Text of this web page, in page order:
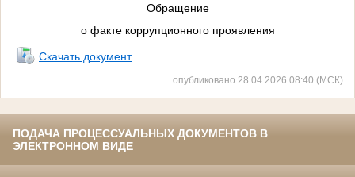
Обращение
о факте коррупционного проявления
Скачать документ
опубликовано 28.04.2026 08:40 (МСК)
ПОДАЧА ПРОЦЕССУАЛЬНЫХ ДОКУМЕНТОВ В
ЭЛЕКТРОННОМ ВИДЕ